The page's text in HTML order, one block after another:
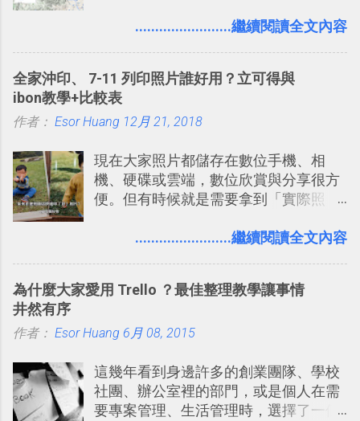
事可以從聊天中記錄重點。 3. 「 有彈性
的軟體則讓同事可以在任何地方和公司
保持聯繫。 如果你需要中文版的同類平
台，可以參考： JANDI 高效率團隊通訊
戶 。 2017/3 新增 ： Sortd for Slack：
改造 Slack 討論串介面變成專案任務排
程看板
入的來聊聊 Google 的「我的地圖」服
線，對商務需求來說可以打造出一張一
張資料地圖（例如我之前在製作一本新
書時建立的「 台灣推薦空拍地點地圖
規劃自助旅行路線！ Google 「我的地
圖」在規劃自助旅行路線時可以解決許
多問題： 國外地點名稱地址常常難懂，
稱。 在規劃路線之外，自訂地圖還能補
時帶來好心情，二方面事後就是最好的
享合作，讓彼此都能在手機上查看這次
........................繼續閱讀全文內容
全家沖印、 7-11 列印照片誰好用？立可得與
ibon教學+比較表
作者： Esor Huang 12月 21, 2018
現在大家照片都儲存在數位手機、相
機、硬碟或雲端，數位欣賞與分享很方
便。但有時候就是需要拿到「實際照
要製作家庭相框 用照片來當小禮物 把照
片？而且最好能不花時間、立即拿到、
（或是沒有好的印表機），又不想跑照
提供了印照片的服務 ，而且價格不貴，
可以立即拿到，操作流程也十分簡單。
之前我在電腦玩物分享過：「 不需買印
........................繼續閱讀全文內容
為什麼大家愛用 Trello ？最佳整理教學讓事情
井然有序
作者： Esor Huang 6月 08, 2015
這幾年看到身邊許多的創業團隊、學校
社團、辦公室裡的部門，或是個人在需
要專案管理、生活管理時，選擇了一個